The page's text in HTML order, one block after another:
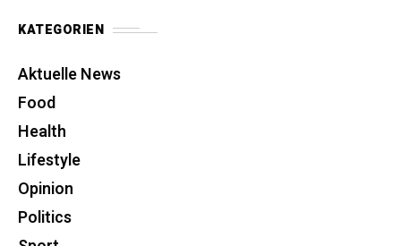
KATEGORIEN
Aktuelle News
Food
Health
Lifestyle
Opinion
Politics